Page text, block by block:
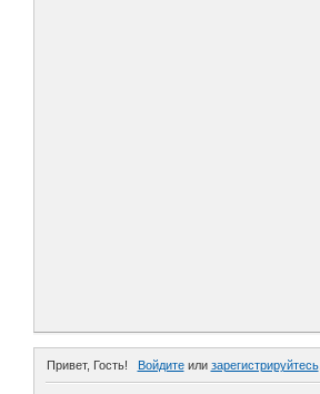
Привет, Гость! Войдитеили зарегистрируйтесь.